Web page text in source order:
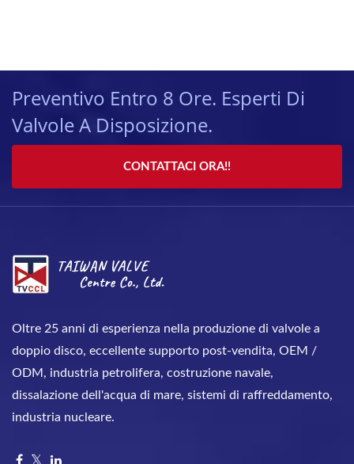
Preventivo Entro 8 Ore. Esperti Di
Valvole A Disposizione.
CONTATTACI ORA!!
Oltre 25 anni di esperienza nella produzione di valvole a
doppio disco, eccellente supporto post-vendita, OEM /
ODM, industria petrolifera, costruzione navale,
dissalazione dell'acqua di mare, sistemi di raffreddamento,
industria nucleare.